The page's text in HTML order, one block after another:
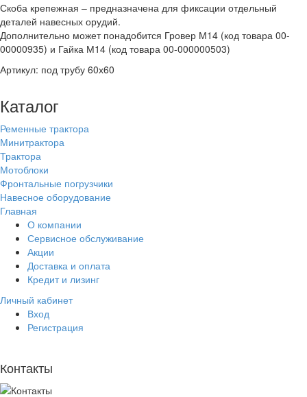
Скоба крепежная – предназначена для фиксации отдельный
деталей навесных орудий.
Дополнительно может понадобится Гровер М14 (код товара 00-
00000935) и Гайка М14 (код товара 00-000000503)
Артикул: под трубу 60х60
Каталог
Ременные трактора
Минитрактора
Трактора
Мотоблоки
Фронтальные погрузчики
Навесное оборудование
Главная
О компании
Сервисное обслуживание
Акции
Доставка и оплата
Кредит и лизинг
Личный кабинет
Вход
Регистрация
Контакты